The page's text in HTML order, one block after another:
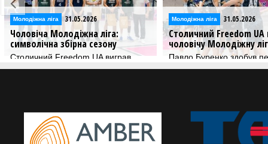
Молодіжна ліга 31.05.2026
Столичний Freedom UA виграв
чоловічу Молодіжну лігу
Павло Буренко здобув перший
Відео 31.05.2026
Фінал чотирьох
Молодіжної ліги:
відеотрансляція